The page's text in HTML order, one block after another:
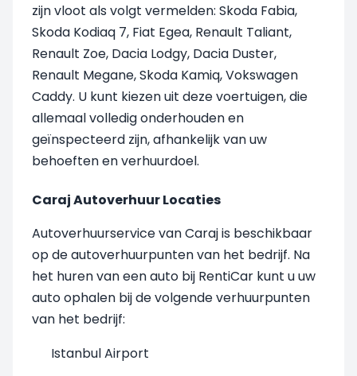
zijn vloot als volgt vermelden: Skoda Fabia,
Skoda Kodiaq 7, Fiat Egea, Renault Taliant,
Renault Zoe, Dacia Lodgy, Dacia Duster,
Renault Megane, Skoda Kamiq, Vokswagen
Caddy. U kunt kiezen uit deze voertuigen, die
allemaal volledig onderhouden en
geïnspecteerd zijn, afhankelijk van uw
behoeften en verhuurdoel.
Caraj Autoverhuur Locaties
Autoverhuurservice van Caraj is beschikbaar
op de autoverhuurpunten van het bedrijf. Na
het huren van een auto bij RentiCar kunt u uw
auto ophalen bij de volgende verhuurpunten
van het bedrijf:
Istanbul Airport